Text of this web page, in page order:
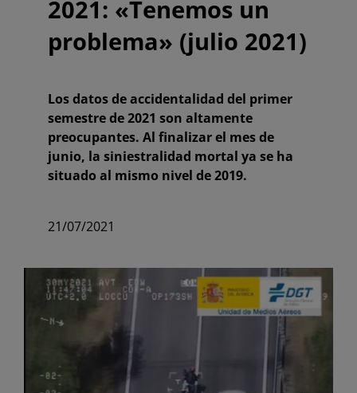
2021: «Tenemos un
problema» (julio 2021)
Los datos de accidentalidad del primer
semestre de 2021 son altamente
preocupantes. Al finalizar el mes de
junio, la siniestralidad mortal ya se ha
situado al mismo nivel de 2019.
21/07/2021